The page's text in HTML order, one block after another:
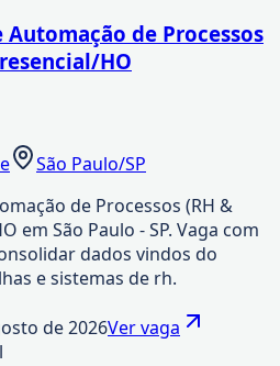
de Processos
HO
São Paulo/SP
de Processos (RH &
em São Paulo - SP. Vaga com
dados vindos do
e sistemas de rh.
de 2026Ver vaga